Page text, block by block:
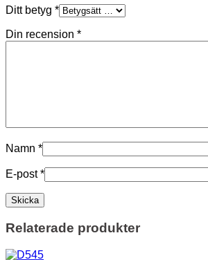
Ditt betyg *
Din recension *
Namn *
E-post*
Relaterade produkter